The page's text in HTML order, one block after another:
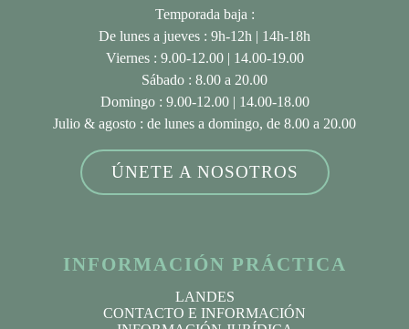
Temporada baja :
De lunes a jueves : 9h-12h | 14h-18h
Viernes : 9.00-12.00 | 14.00-19.00
Sábado : 8.00 a 20.00
Domingo : 9.00-12.00 | 14.00-18.00
Julio & agosto : de lunes a domingo, de 8.00 a 20.00
ÚNETE A NOSOTROS
INFORMACIÓN PRÁCTICA
LANDES
CONTACTO E INFORMACIÓN